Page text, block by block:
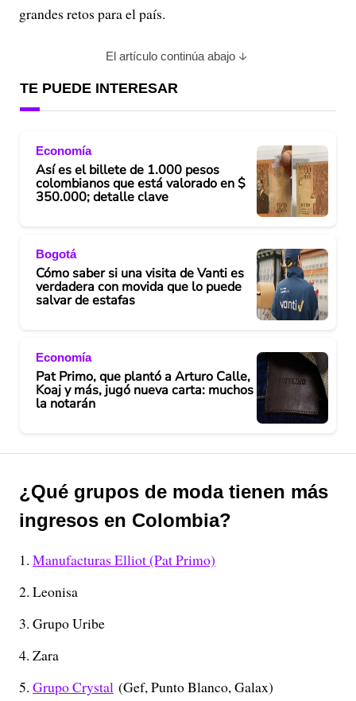
grandes retos para el país.
El artículo continúa abajo
TE PUEDE INTERESAR
Economía
Así es el billete de 1.000 pesos
colombianos que está valorado en $
350.000; detalle clave
Bogotá
Cómo saber si una visita de Vanti es
verdadera con movida que lo puede
salvar de estafas
Economía
Pat Primo, que plantó a Arturo Calle,
Koaj y más, jugó nueva carta: muchos
la notarán
¿Qué grupos de moda tienen más
ingresos en Colombia?
Manufacturas Elliot (Pat Primo)
Leonisa
Grupo Uribe
Zara
Grupo Crystal (Gef, Punto Blanco, Galax)